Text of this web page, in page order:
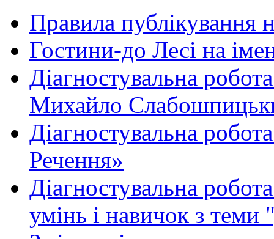
Правила публікування
Гостини-до Лесі на
Діагностувальна
Михайло
Діагностувальна
Речення»
Діагностувальна
умінь і навичок з теми